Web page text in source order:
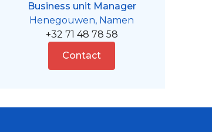
Business unit Manager
Henegouwen, Namen
+32 71 48 78 58
Contact